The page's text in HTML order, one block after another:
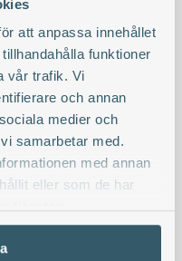
att anpassa innehållet
funktioner
vår trafik. Vi
och annan
medier och
samarbetar med.
med annan
eller som de har